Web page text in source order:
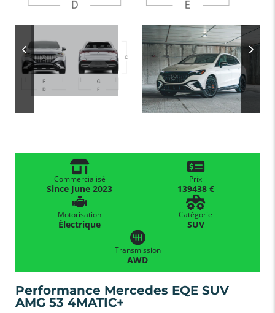
Commercialisé
Since June 2023
Prix
139438 €
Motorisation
Électrique
Catégorie
SUV
Transmission
AWD
Performance Mercedes EQE SUV
AMG 53 4MATIC+